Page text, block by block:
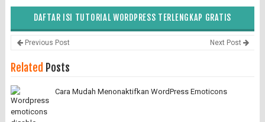
DAFTAR ISI TUTORIAL WORDPRESS TERLENGKAP GRATIS
Previous Post Next Post
Related Posts
Cara Mudah Menonaktifkan WordPress Emoticons